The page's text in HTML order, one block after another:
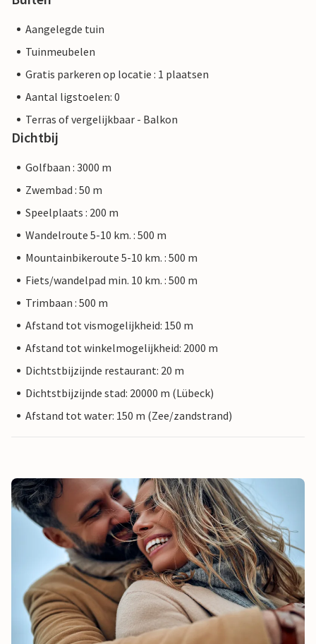
Aangelegde tuin
Tuinmeubelen
Gratis parkeren op locatie : 1 plaatsen
Aantal ligstoelen: 0
Terras of vergelijkbaar - Balkon
Dichtbij
Golfbaan : 3000 m
Zwembad : 50 m
Speelplaats : 200 m
Wandelroute 5-10 km. : 500 m
Mountainbikeroute 5-10 km. : 500 m
Fiets/wandelpad min. 10 km. : 500 m
Trimbaan : 500 m
Afstand tot vismogelijkheid: 150 m
Afstand tot winkelmogelijkheid: 2000 m
Dichtstbijzijnde restaurant: 20 m
Dichtstbijzijnde stad: 20000 m (Lübeck)
Afstand tot water: 150 m (Zee/zandstrand)